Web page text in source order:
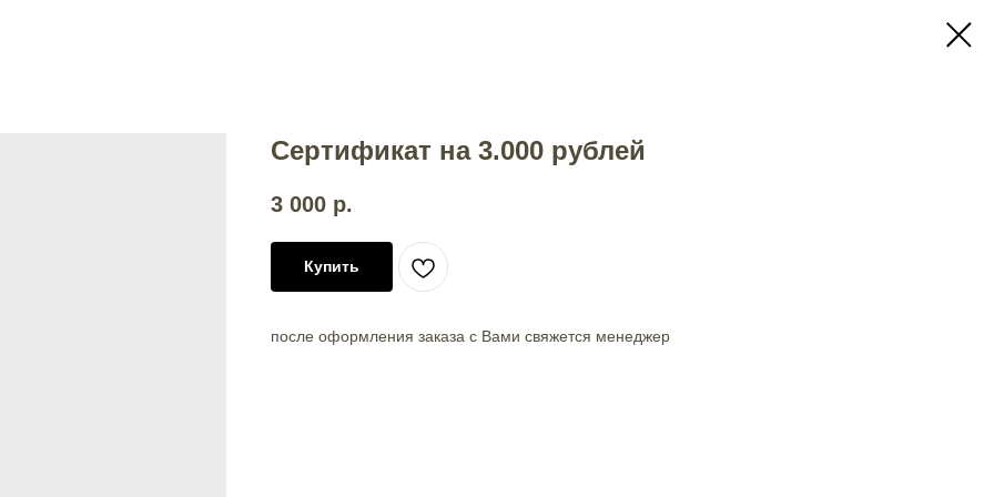
Сертификат на 3.000 рублей
3 000 р.
Купить
после оформления заказа с Вами свяжется менеджер